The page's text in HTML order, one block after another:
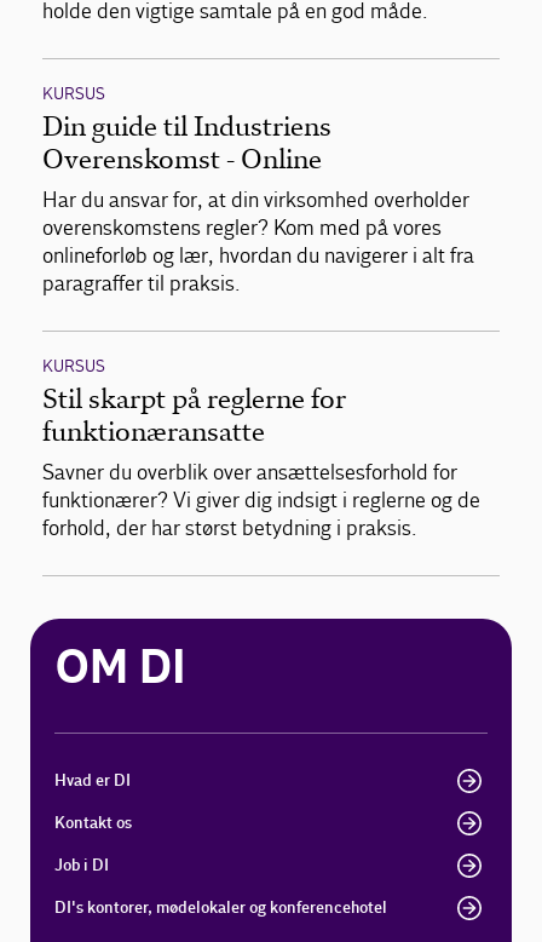
holde den vigtige samtale på en god måde.
KURSUS
Din guide til Industriens
Overenskomst - Online
Har du ansvar for, at din virksomhed overholder
overenskomstens regler? Kom med på vores
onlineforløb og lær, hvordan du navigerer i alt fra
paragraffer til praksis.
KURSUS
Stil skarpt på reglerne for
funktionæransatte
Savner du overblik over ansættelsesforhold for
funktionærer? Vi giver dig indsigt i reglerne og de
forhold, der har størst betydning i praksis.
OM DI
Hvad er DI
Kontakt os
Job i DI
DI's kontorer, mødelokaler og konferencehotel